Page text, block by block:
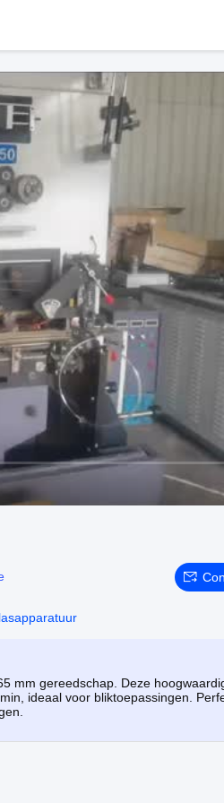
mm gereedschap. Deze
ideaal voor bliktoepassingen.